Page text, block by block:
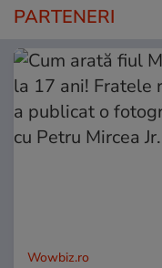
PARTENERI
Wowbiz.ro